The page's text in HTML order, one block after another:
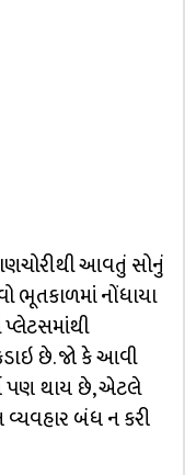
આવતું સોનું
ભૂતકાળમાં નોંધાયા
પ્લેટસમાંથી
છે. જો કે આવી
પણ થાય છે, એટલે
વ્યવહાર બંધ ન કરી